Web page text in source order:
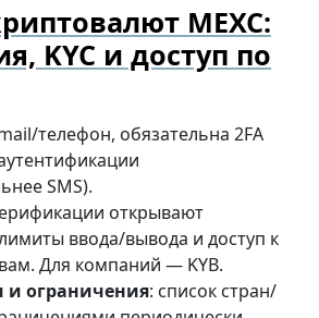
MEXC:
KYC и доступ по
телефон, обязательна 2FA
SMS).
открывают
ввода/вывода и доступ к
Для компаний — KYB.
ограничения: список стран/